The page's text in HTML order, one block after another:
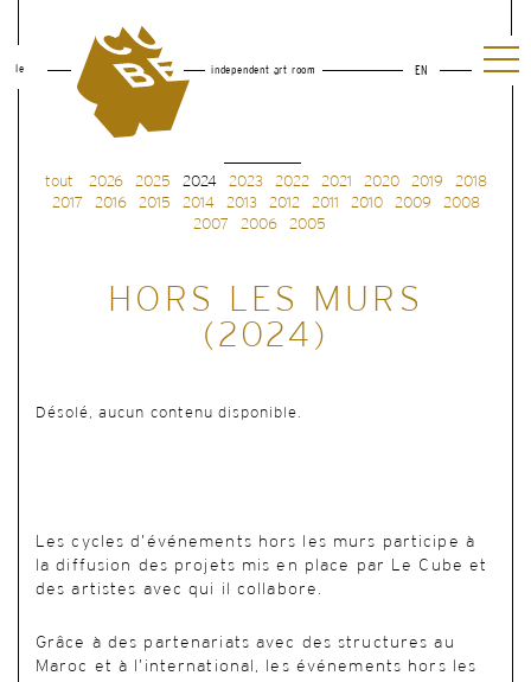
le independent art room EN
tout 2026 2025 2024 2023 2022 2021 2020 2019
2018
2017
2016 2015 2014 2013 2012 2011 2010 2009
2008
2007
2006 2005
HORS LES MURS
(2024)
Désolé, aucun contenu disponible.
Les cycles d’événements hors les murs participe à
la diffusion des projets mis en place par Le Cube et
des artistes avec qui il collabore.
Grâce à des partenariats avec des structures au
Maroc et à l’international, les événements hors les